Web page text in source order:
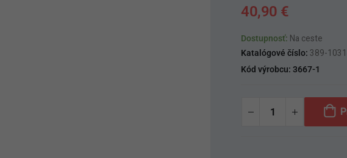
40,90 €
Dostupnosť: Na ceste
Katalógové číslo: 389-
Kód výrobcu: 3667-1